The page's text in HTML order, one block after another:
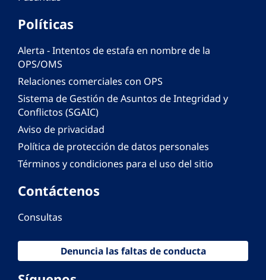
Políticas
Alerta - Intentos de estafa en nombre de la
OPS/OMS
Relaciones comerciales con OPS
Sistema de Gestión de Asuntos de Integridad y
Conflictos (SGAIC)
Aviso de privacidad
Política de protección de datos personales
Términos y condiciones para el uso del sitio
Contáctenos
Consultas
Denuncia las faltas de conducta